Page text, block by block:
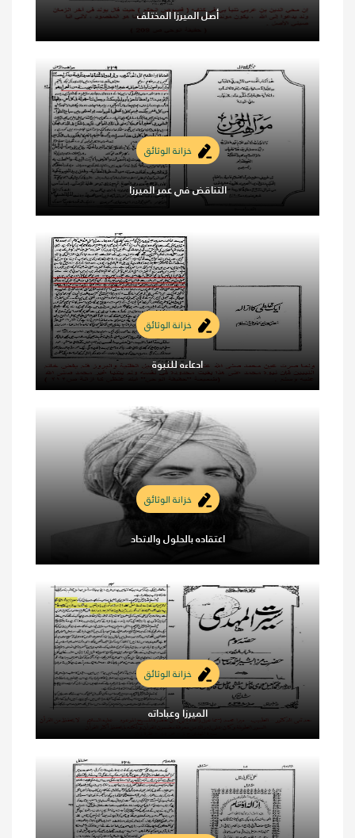
أصل الميرزا المختلف
خزانة الوثائق
التناقض في عمر الميرزا
خزانة الوثائق
ادعاءه للنبوة
خزانة الوثائق
اعتقاده بالحلول والاتحاد
خزانة الوثائق
الميرزا وعباداته